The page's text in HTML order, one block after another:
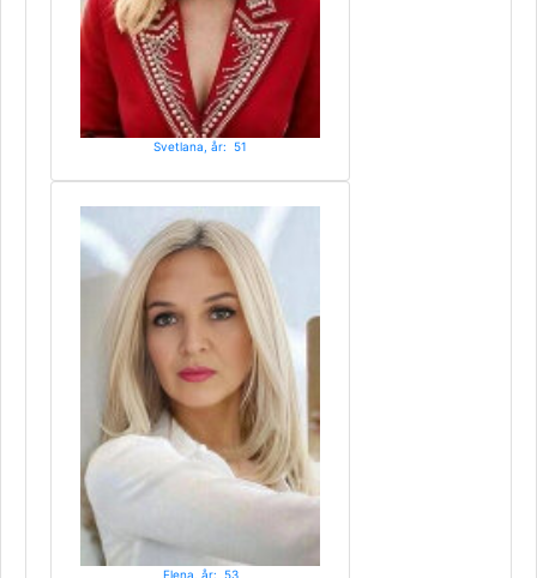
Svetlana, år: 51
Elena, år: 53